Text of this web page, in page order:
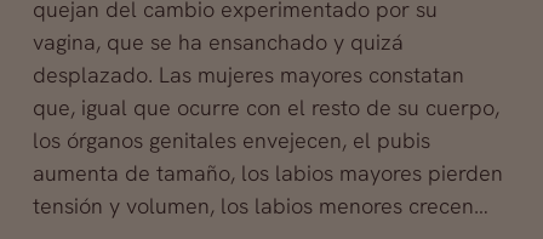
quejan del cambio experimentado por su
vagina, que se ha ensanchado y quizá
desplazado. Las mujeres mayores constatan
que, igual que ocurre con el resto de su cuerpo,
los órganos genitales envejecen, el pubis
aumenta de tamaño, los labios mayores pierden
tensión y volumen, los labios menores crecen…